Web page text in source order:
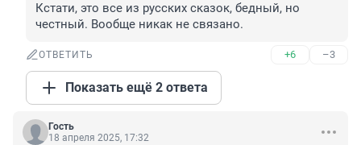
Кстати, это все из русских сказок, бедный, но
честный. Вообще никак не связано.
ОТВЕТИТЬ +6 –3
Показать ещё 2 ответа
Гость
18 апреля 2025, 17:32